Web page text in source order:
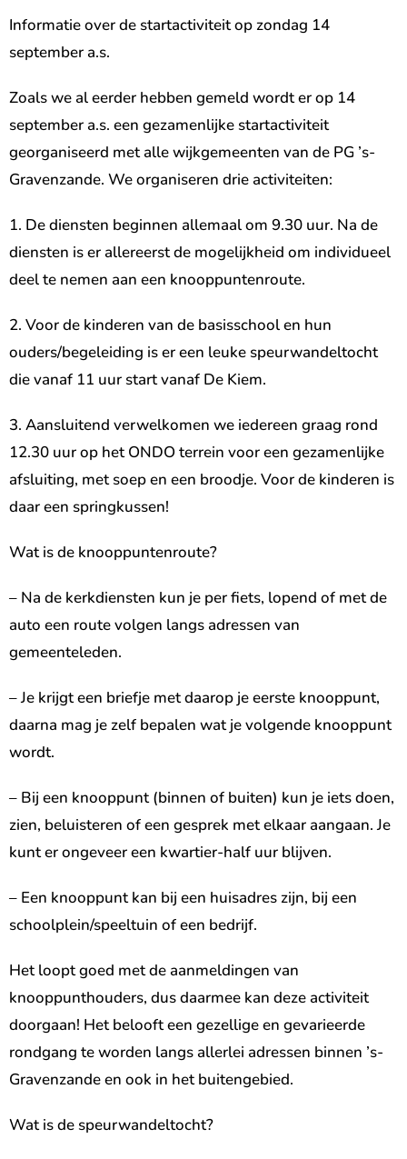
Informatie over de startactiviteit op zondag 14
september a.s.
Zoals we al eerder hebben gemeld wordt er op 14
september a.s. een gezamenlijke startactiviteit
georganiseerd met alle wijkgemeenten van de PG ’s-
Gravenzande. We organiseren drie activiteiten:
1. De diensten beginnen allemaal om 9.30 uur. Na de
diensten is er allereerst de mogelijkheid om individueel
deel te nemen aan een knooppuntenroute.
2. Voor de kinderen van de basisschool en hun
ouders/begeleiding is er een leuke speurwandeltocht
die vanaf 11 uur start vanaf De Kiem.
3. Aansluitend verwelkomen we iedereen graag rond
12.30 uur op het ONDO terrein voor een gezamenlijke
afsluiting, met soep en een broodje. Voor de kinderen is
daar een springkussen!
Wat is de knooppuntenroute?
– Na de kerkdiensten kun je per fiets, lopend of met de
auto een route volgen langs adressen van
gemeenteleden.
– Je krijgt een briefje met daarop je eerste knooppunt,
daarna mag je zelf bepalen wat je volgende knooppunt
wordt.
– Bij een knooppunt (binnen of buiten) kun je iets doen,
zien, beluisteren of een gesprek met elkaar aangaan. Je
kunt er ongeveer een kwartier-half uur blijven.
– Een knooppunt kan bij een huisadres zijn, bij een
schoolplein/speeltuin of een bedrijf.
Het loopt goed met de aanmeldingen van
knooppunthouders, dus daarmee kan deze activiteit
doorgaan! Het belooft een gezellige en gevarieerde
rondgang te worden langs allerlei adressen binnen ’s-
Gravenzande en ook in het buitengebied.
Wat is de speurwandeltocht?